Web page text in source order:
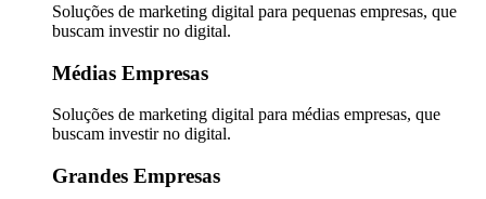
Soluções de marketing digital para pequenas empresas, que
buscam investir no digital.
Médias Empresas
Soluções de marketing digital para médias empresas, que
buscam investir no digital.
Grandes Empresas